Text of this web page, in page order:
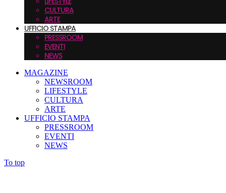
CULTURA
ARTE
UFFICIO STAMPA
PRESSROOM
EVENTI
NEWS
MAGAZINE
NEWSROOM
LIFESTYLE
CULTURA
ARTE
UFFICIO STAMPA
PRESSROOM
EVENTI
NEWS
To top